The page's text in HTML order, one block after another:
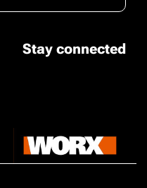
Stay connected